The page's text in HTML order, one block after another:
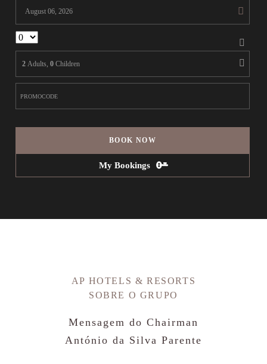
2 Adults, 0 Children
BOOK NOW
My Bookings
AP HOTELS & RESORTS
SOBRE O GRUPO
Mensagem do Chairman
António da Silva Parente